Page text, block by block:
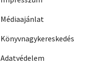
Médiaajánlat
Könyvnagykereskedés
Adatvédelem